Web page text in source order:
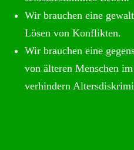
Wir brauchen eine
Lösen von Konflikten.
Wir brauchen eine
von älteren Menschen
verhindern